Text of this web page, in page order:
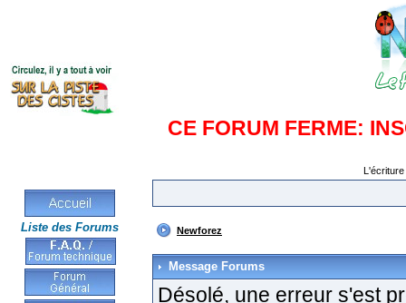
CE FORUM FERME:
Liste des Forums Newforez
Message Forums
Désolé, une erreur s'est